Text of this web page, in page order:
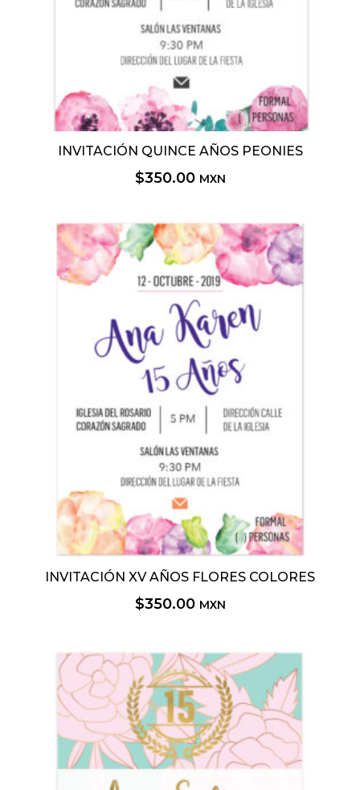
INVITACIÓN QUINCE AÑOS PEONIES
$350.00 MXN
INVITACIÓN XV AÑOS FLORES COLORES
$350.00 MXN